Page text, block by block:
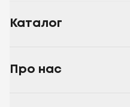
Каталог
Про нас